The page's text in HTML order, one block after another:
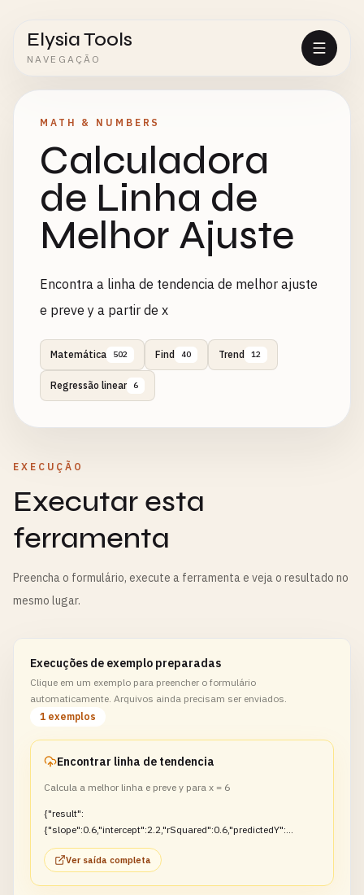
Elysia Tools
NAVEGAÇÃO
MATH & NUMBERS
Calculadora
de Linha de
Melhor Ajuste
Encontra a linha de tendencia de melhor ajuste
e preve y a partir de x
Matemática 502 Find 40 Trend 12
Regressão linear 6
EXECUÇÃO
Executar esta
ferramenta
Preencha o formulário, execute a ferramenta e veja o resultado no
mesmo lugar.
Execuções de exemplo preparadas
Clique em um exemplo para preencher o formulário
automaticamente. Arquivos ainda precisam ser enviados.
1 exemplos
Encontrar linha de tendencia
Calcula a melhor linha e preve y para x = 6
{"result":
{"slope":0.6,"intercept":2.2,"rSquared":0.6,"predictedY":
{"x":6,"y":5.8}}}
Ver saída completa